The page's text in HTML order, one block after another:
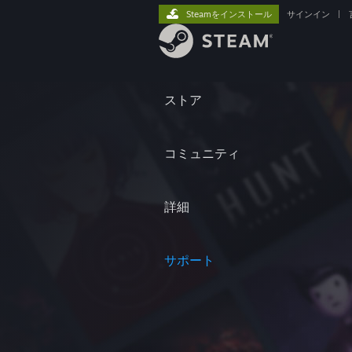
ストア
コミュニティ
詳細
サポート
Steamをインストール サインイン